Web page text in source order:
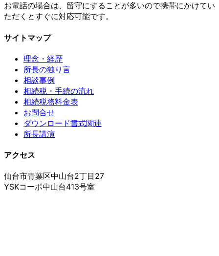
お電話の場合は、留守にすることが多いので携帯にかけてい
ただくとすぐに対応可能です。
サイトマップ
理念・経歴
所長の独り言
相談事例
相続税・手続の流れ
相続税務料金表
お問合せ
ダウンロード書式関連
所長講演
アクセス
仙台市青葉区中山台2丁目27
YSKコーポ中山台413号室